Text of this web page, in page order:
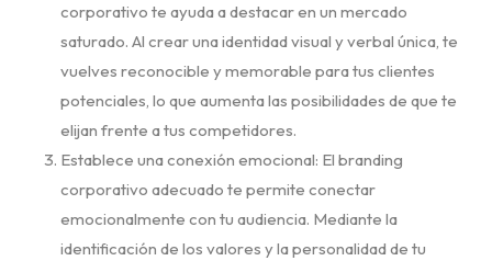
corporativo te ayuda a destacar en un mercado
saturado. Al crear una identidad visual y verbal única, te
vuelves reconocible y memorable para tus clientes
potenciales, lo que aumenta las posibilidades de que te
elijan frente a tus competidores.
Establece una conexión emocional: El branding
corporativo adecuado te permite conectar
emocionalmente con tu audiencia. Mediante la
identificación de los valores y la personalidad de tu